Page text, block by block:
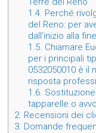
1.4. Perché
del Reno: per
dall’inizio alla
1.5. Chiamare
per i principali
0532050010 è il
risposta
1.6.
tapparelle o
2. Recensioni dei
3. Domande